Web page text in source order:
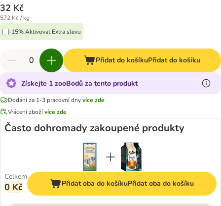
32 Kč
572 Kč / kg
-15% Aktivovat Extra slevu
Přidat do košíkuPřidat do košíku
Získejte 1 zooBodů za tento produkt
Dodání za 1-3 pracovní dnyvíce zde
Vrácení zbožívíce zde
Často dohromady zakoupené produkty
Celkem
0 Kč Přidat oba do košíkuPřidat oba do košíku